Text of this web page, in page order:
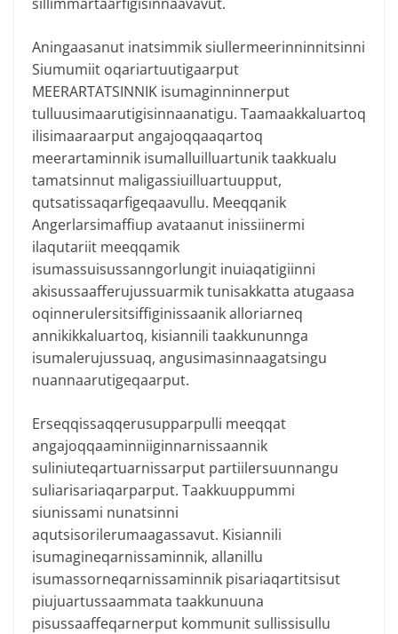
Aningaasanut inatsimmik siullermeerinninnitsinni
Siumumiit oqariartuutigaarput
MEERARTATSINNIK isumaginninnerput
tulluusimaarutigisinnaanatigu. Taamaakkaluartoq
ilisimaaraarput angajoqqaaqartoq
meerartaminnik isumalluilluartunik taakkualu
tamatsinnut maligassiuilluartuupput,
qutsatissaqarfigeqaavullu. Meeqqanik
Angerlarsimaffiup avataanut inissiinermi
ilaqutariit meeqqamik
isumassuisussanngorlungit inuiaqatigiinni
akisussaafferujussuarmik tunisakkatta atugaasa
oqinnerulersitsiffiginissaanik alloriarneq
annikikkaluartoq, kisiannili taakkununnga
isumalerujussuaq, angusimasinnaagatsingu
nuannaarutigeqaarput.
Erseqqissaqqerusupparpulli meeqqat
angajoqqaaminniiginnarnissaannik
suliniuteqartuarnissarput partiilersuunnangu
suliarisariaqarparput. Taakkuuppummi
siunissami nunatsinni
aqutsisorilerumaagassavut. Kisiannili
isumagineqarnissaminnik, allanillu
isumassorneqarnissaminnik pisariaqartitsisut
piujuartussaammata taakkunuuna
pisussaaffeqarnerput kommunit sullissisullu